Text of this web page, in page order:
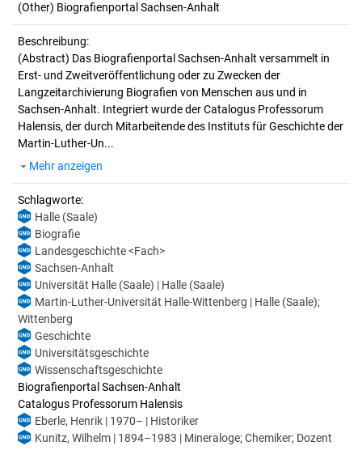
(Other) Biografienportal Sachsen-Anhalt
Beschreibung:
(Abstract) Das Biografienportal Sachsen-Anhalt versammelt in
Erst- und Zweitveröffentlichung oder zu Zwecken der
Langzeitarchivierung Biografien von Menschen aus und in
Sachsen-Anhalt. Integriert wurde der Catalogus Professorum
Halensis, der durch Mitarbeitende des Instituts für Geschichte der
Martin-Luther-Un...
Mehr anzeigen
Schlagworte:
Halle (Saale)
Biografie
Landesgeschichte <Fach>
Sachsen-Anhalt
Universität Halle (Saale) | Halle (Saale)
Martin-Luther-Universität Halle-Wittenberg | Halle (Saale);
Wittenberg
Geschichte
Universitätsgeschichte
Wissenschaftsgeschichte
Biografienportal Sachsen-Anhalt
Catalogus Professorum Halensis
Eberle, Henrik | 1970– | Historiker
Kunitz, Wilhelm | 1894–1983 | Mineraloge; Chemiker; Dozent